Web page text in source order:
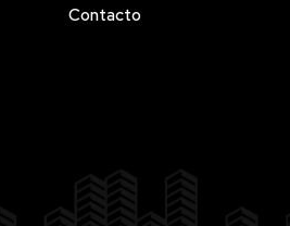
Contacto